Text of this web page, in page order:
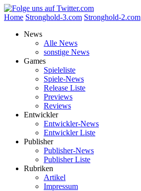
Home Stronghold-3.com Stronghold-2.com
News
Alle News
sonstige News
Games
Spieleliste
Spiele-News
Release Liste
Previews
Reviews
Entwickler
Entwickler-News
Entwickler Liste
Publisher
Publisher-News
Publisher Liste
Rubriken
Artikel
Impressum